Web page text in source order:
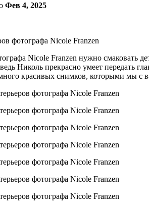
Фев 4, 2025
Nicole Franzen нужно смаковать
Николь прекрасно умеет передать
красивых снимков, которыми мы с